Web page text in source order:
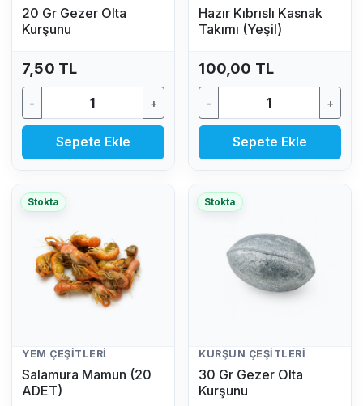
20 Gr Gezer Olta
Kurşunu
7,50 TL
- +
Sepete Ekle
Hazır Kıbrıslı Kasnak
Takımı (Yeşil)
100,00 TL
- +
Sepete Ekle
Stokta
YEM ÇEŞITLERI
Salamura Mamun (20
ADET)
Stokta
KURŞUN ÇEŞITLERI
30 Gr Gezer Olta
Kurşunu